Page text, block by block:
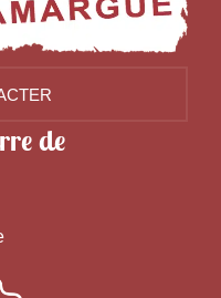
de